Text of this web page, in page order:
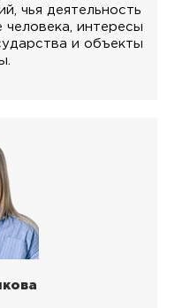
чья деятельность
интересы
и объекты